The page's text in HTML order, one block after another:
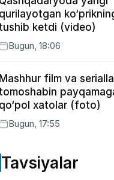
qurilayotgan
tushib ketdi (video)
Bugun, 18:06
Mashhur film va
tomoshabin
qo‘pol xatolar (foto)
Bugun, 17:55
Tavsiyalar